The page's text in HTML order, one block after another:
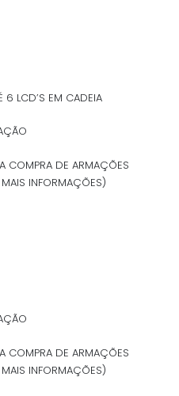
6 LCD’S EM CADEIA
COMPRA DE ARMAÇÕES
INFORMAÇÕES)
COMPRA DE ARMAÇÕES
INFORMAÇÕES)